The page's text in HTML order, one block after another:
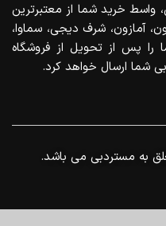
واسط خرید شما از معتبرترین
آمازون، شرف دیجی، سماوا،
پس از تحویل از فروشگاه
شما ارسال خواهد کرد.
به مستردبی می باشد